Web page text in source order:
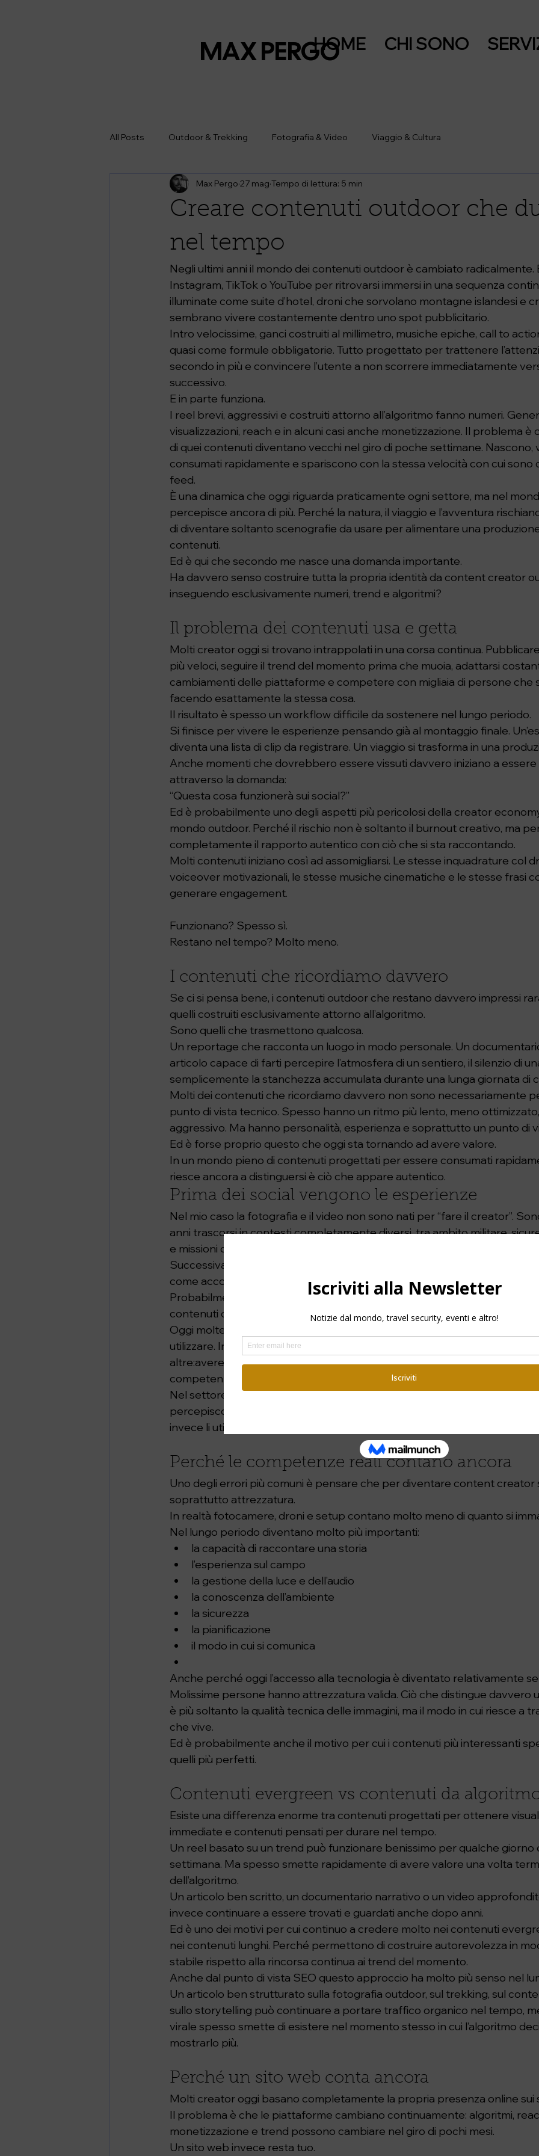
MAX PERGOHOME CHI SONO
All Posts Outdoor & Trekking Fotografia & Video Viaggio & Cultura
Creare contenuti outdoor che
nel tempo
Max Pergo 27 mag Tempo di lettura: 5 min
Negli ultimi anni il mondo dei contenuti outdoor è cambiato radicalmente.
Instagram, TikTok o YouTube per ritrovarsi immersi in una sequenza
illuminate come suite d’hotel, droni che sorvolano montagne islandesi e
sembrano vivere costantemente dentro uno spot pubblicitario.
Intro velocissime, ganci costruiti al millimetro, musiche epiche, call to
quasi come formule obbligatorie. Tutto progettato per trattenere
secondo in più e convincere l’utente a non scorrere immediatamente
successivo.
E in parte funziona.
I reel brevi, aggressivi e costruiti attorno all’algoritmo fanno numeri.
visualizzazioni, reach e in alcuni casi anche monetizzazione. Il problema è
di quei contenuti diventano vecchi nel giro di poche settimane. Nascono,
consumati rapidamente e spariscono con la stessa velocità con cui sono
feed.
È una dinamica che oggi riguarda praticamente ogni settore, ma nel
percepisce ancora di più. Perché la natura, il viaggio e l’avventura
di diventare soltanto scenografie da usare per alimentare una
contenuti.
Ed è qui che secondo me nasce una domanda importante.
Ha davvero senso costruire tutta la propria identità da content creator
inseguendo esclusivamente numeri, trend e algoritmi?
Il problema dei contenuti usa e getta
Molti creator oggi si trovano intrappolati in una corsa continua.
più veloci, seguire il trend del momento prima che muoia, adattarsi
cambiamenti delle piattaforme e competere con migliaia di persone che
facendo esattamente la stessa cosa.
Il risultato è spesso un workflow difficile da sostenere nel lungo periodo.
Si finisce per vivere le esperienze pensando già al montaggio finale.
diventa una lista di clip da registrare. Un viaggio si trasforma in una
Anche momenti che dovrebbero essere vissuti davvero iniziano a
attraverso la domanda:
“Questa cosa funzionerà sui social?”
Ed è probabilmente uno degli aspetti più pericolosi della creator
mondo outdoor. Perché il rischio non è soltanto il burnout creativo, ma
completamente il rapporto autentico con ciò che si sta raccontando.
Molti contenuti iniziano così ad assomigliarsi. Le stesse inquadrature col
voiceover motivazionali, le stesse musiche cinematiche e le stesse frasi
generare engagement.
Funzionano? Spesso sì.
Restano nel tempo? Molto meno.
I contenuti che ricordiamo davvero
Se ci si pensa bene, i contenuti outdoor che restano davvero impressi
quelli costruiti esclusivamente attorno all’algoritmo.
Sono quelli che trasmettono qualcosa.
Un reportage che racconta un luogo in modo personale. Un
articolo capace di farti percepire l’atmosfera di un sentiero, il silenzio di
semplicemente la stanchezza accumulata durante una lunga giornata di
Molti dei contenuti che ricordiamo davvero non sono necessariamente
punto di vista tecnico. Spesso hanno un ritmo più lento, meno
aggressivo. Ma hanno personalità, esperienza e soprattutto un punto di
Ed è forse proprio questo che oggi sta tornando ad avere valore.
In un mondo pieno di contenuti progettati per essere consumati
riesce ancora a distinguersi è ciò che appare autentico.
Prima dei social vengono le esperienze
Nel mio caso la fotografia e il video non sono nati per “fare il creator”.
anni trascorsi in contesti completamente diversi, tra ambito militare,
e missioni diplomatiche in Africa, Medio Oriente e Asia Centrale.
Successivamente sono arrivati il viaggio, l’escursionismo, la fotografia
come accompagnatore turistico e guida ambientale escursionistica.
Probabilmente è anche per questo motivo che ho sempre visto la
contenuti come una conseguenza dell’esperienza reale e non come il
Oggi molte persone iniziano chiedendosi quale fotocamera comprare o
utilizzare. In realtà, nel lungo periodo, le cose che fanno davvero la
altre:avere qualcosa da raccontare, sviluppare uno sguardo personale e
competenze reali attorno agli argomenti di cui si parla.
Nel settore outdoor questa differenza emerge molto velocemente. Le
percepiscono quasi subito quando qualcuno vive davvero certi ambienti
invece li utilizza soltanto come sfondo per produrre contenuti.
Perché le competenze reali contano ancora
Uno degli errori più comuni è pensare che per diventare content creator
soprattutto attrezzatura.
In realtà fotocamere, droni e setup contano molto meno di quanto si
Nel lungo periodo diventano molto più importanti:
la capacità di raccontare una storia
l’esperienza sul campo
la gestione della luce e dell’audio
la conoscenza dell’ambiente
la sicurezza
la pianificazione
il modo in cui si comunica
Anche perché oggi l’accesso alla tecnologia è diventato relativamente
Molissime persone hanno attrezzatura valida. Ciò che distingue davvero
è più soltanto la qualità tecnica delle immagini, ma il modo in cui riesce a
che vive.
Ed è probabilmente anche il motivo per cui i contenuti più interessanti
quelli più perfetti.
Contenuti evergreen vs contenuti da
Esiste una differenza enorme tra contenuti progettati per ottenere
immediate e contenuti pensati per durare nel tempo.
Un reel basato su un trend può funzionare benissimo per qualche giorno
settimana. Ma spesso smette rapidamente di avere valore una volta
dell’algoritmo.
Un articolo ben scritto, un documentario narrativo o un video
invece continuare a essere trovati e guardati anche dopo anni.
Ed è uno dei motivi per cui continuo a credere molto nei contenuti
nei contenuti lunghi. Perché permettono di costruire autorevolezza in
stabile rispetto alla rincorsa continua ai trend del momento.
Anche dal punto di vista SEO questo approccio ha molto più senso nel
Un articolo ben strutturato sulla fotografia outdoor, sul trekking, sul
sullo storytelling può continuare a portare traffico organico nel tempo,
virale spesso smette di esistere nel momento stesso in cui l’algoritmo
mostrarlo più.
Perché un sito web conta ancora
Molti creator oggi basano completamente la propria presenza online sui
Il problema è che le piattaforme cambiano continuamente: algoritmi,
monetizzazione e trend possono cambiare nel giro di pochi mesi.
Un sito web invece resta tuo.